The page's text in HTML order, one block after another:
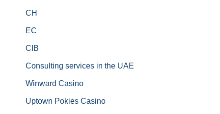
CH
EC
CIB
Consulting services in the UAE
Winward Casino
Uptown Pokies Casino